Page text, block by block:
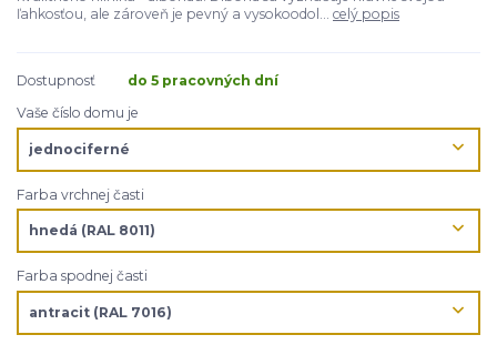
ľahkosťou, ale zároveň je pevný a vysokoodol... celý popis
Dostupnosť
do 5 pracovných dní
Vaše číslo domu je
Farba vrchnej časti
Farba spodnej časti